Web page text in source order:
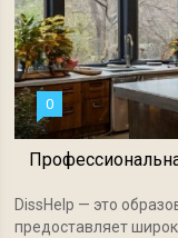
0
DissHelp — это
предоставляет